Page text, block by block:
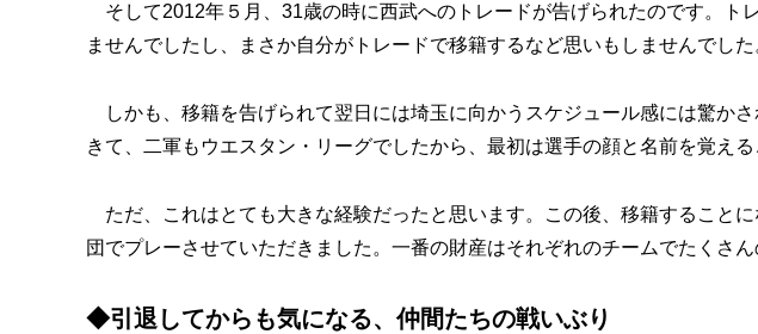
そして2012年５月、31歳の時に西武へのトレードが告げられたのです。ト
ませんでしたし、まさか自分がトレードで移籍するなど思いもしませんでした
しかも、移籍を告げられて翌日には埼玉に向かうスケジュール感には驚か
きて、二軍もウエスタン・リーグでしたから、最初は選手の顔と名前を覚える
ただ、これはとても大きな経験だったと思います。この後、移籍すること
団でプレーさせていただきました。一番の財産はそれぞれのチームでたくさん
◆引退してからも気になる、仲間たちの戦いぶり